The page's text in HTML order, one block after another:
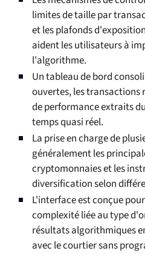
limites de taille par
et les plafonds
aident les utilisateurs à
l'algorithme.
Un tableau de bord
ouvertes, les transactions
de performance extraits
temps quasi réel.
La prise en charge de
généralement les
cryptomonnaies et les
diversification selon
L'interface est conçue
complexité liée au type
résultats algorithmiques
avec le courtier sans